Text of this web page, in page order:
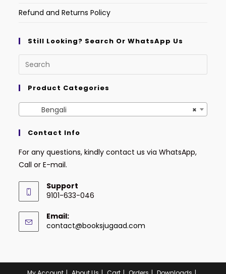
Refund and Returns Policy
Still Looking? Search Or WhatsApp Us
Product Categories
×
Bengali
Contact Info
For any questions, kindly contact us via WhatsApp,
Call or E-mail.
Support
9101-633-046
Email:
contact@booksjugaad.com